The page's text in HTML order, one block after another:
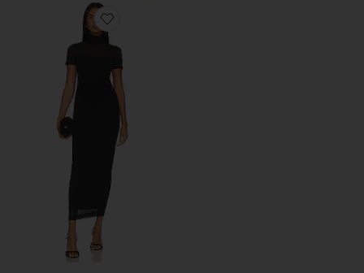
Favorite VESTIDO MIDI DOMINIQUE